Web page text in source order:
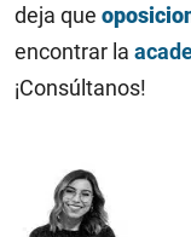
deja que
encontrar la
¡Consúltanos!